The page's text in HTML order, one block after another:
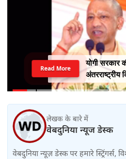
योगी सरकार
अंतरराष्ट्रीय
महीने में
Read More
लेखक के बारे में
वेबदुनिया न्यूज डेस्क
वेबदुनिया न्यूज़ डेस्क पर हमारे स्ट्रिंगर्स,